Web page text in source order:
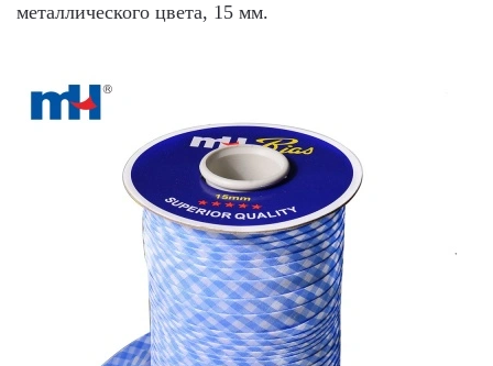
металлического цвета, 15 мм.